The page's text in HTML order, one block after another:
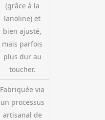
(grâce à la
lanoline) et
bien ajusté,
mais parfois
plus dur au
toucher.
Fabriquée via
un processus
artisanal de